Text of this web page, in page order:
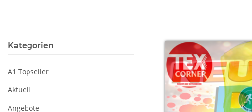
Kategorien
A1 Topseller
Aktuell
Angebote